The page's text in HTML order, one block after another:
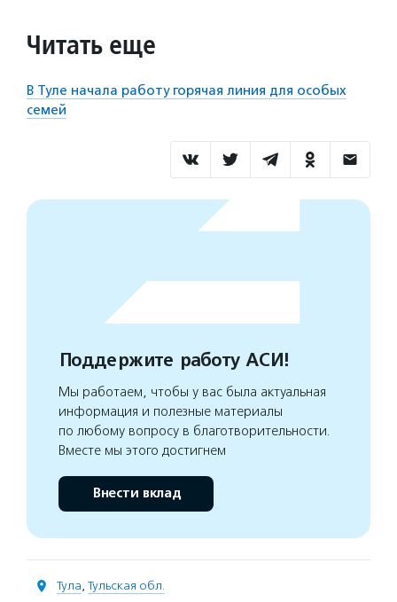
Читать еще
В Туле начала работу горячая линия для особых
семей
Поддержите работу АСИ!
Мы работаем, чтобы у вас была актуальная
информация и полезные материалы
по любому вопросу в благотворительности.
Вместе мы этого достигнем
Внести вклад
Тула, Тульская обл.